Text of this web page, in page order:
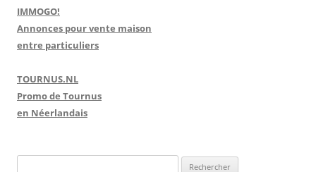
IMMOGO!
Annonces pour vente maison
entre particuliers
TOURNUS.NL
Promo de Tournus
en Néerlandais